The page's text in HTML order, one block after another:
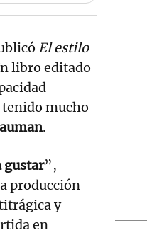
El estilo
libro editado
tenido mucho
.
gustar”,
producción
y
en